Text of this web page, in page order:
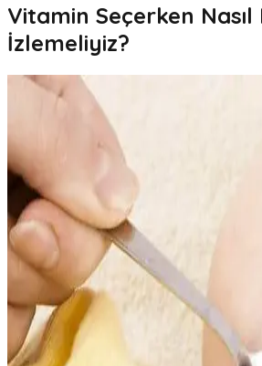
Vitamin Seçerken Nasıl
İzlemeliyiz?